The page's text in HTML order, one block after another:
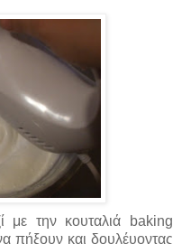
με την κουταλιά baking
πήξουν και δουλέυοντας